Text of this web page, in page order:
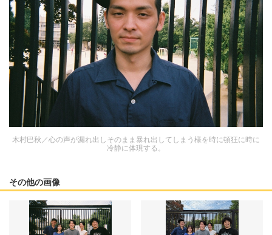
木村巴秋／心の声が漏れ出しそのまま暴れ出してしまう様を時に頓狂に時に
冷静に体現する。
その他の画像